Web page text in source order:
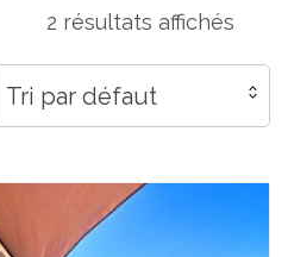
2 résultats affichés
Tri par défaut